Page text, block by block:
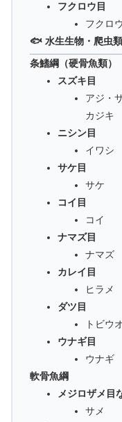
フクロウ目
フクロウ
🐟 水生生物・爬虫
条鰭綱（硬骨魚類）
スズキ目
アジ・
カジキ
ニシン目
イワシ
サケ目
サケ
コイ目
コイ
ナマズ目
ナマズ
カレイ目
ヒラメ
ダツ目
トビウ
ウナギ目
ウナギ
軟骨魚綱
メジロザメ目
サメ